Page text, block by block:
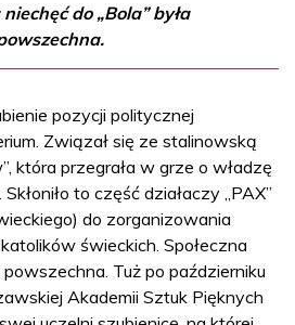
niechęć do „Bola” była
pozycji politycznej
Związał się ze stalinowską
która przegrała w grze o władzę
to część działaczy „PAX”
do zorganizowania
świeckich. Społeczna
powszechna. Tuż po październiku
Akademii Sztuk Pięknych